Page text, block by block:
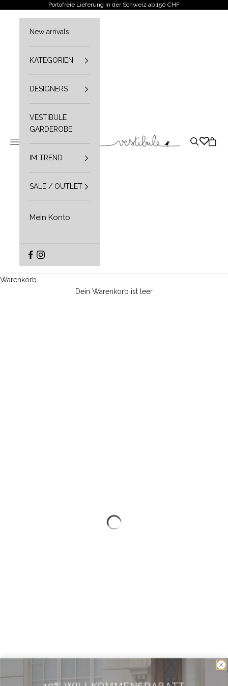
Zum Inhalt springenPortofreie Lieferung in der Schweiz ab 150 CHF
Vestibule
Navigationsmenü öffnen Suche
New arrivals
KATEGORIEN
DESIGNERS
VESTIBULE
GARDEROBE
IM TREND
SALE / OUTLET
Mein Konto
Warenkorb
Dein Warenkorb ist leer